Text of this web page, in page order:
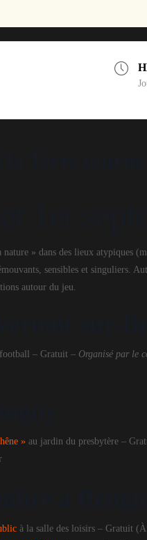
» dans des lieux atypiques
sensibles et singuliers.
autour du jeu.
– Gratuit – Organisé par le
»au jardin du presbytère –
à la salle des loisirs – Gratuit